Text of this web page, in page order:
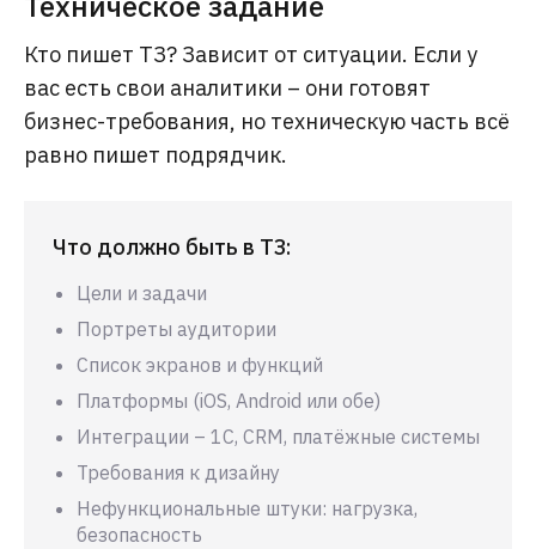
Кто пишет ТЗ? Зависит от ситуации. Если у
вас есть свои аналитики – они готовят
бизнес-требования, но техническую часть всё
равно пишет подрядчик.
Что должно быть в ТЗ:
Цели и задачи
Портреты аудитории
Список экранов и функций
Платформы (iOS, Android или обе)
Интеграции – 1С, CRM, платёжные системы
Требования к дизайну
Нефункциональные штуки: нагрузка,
безопасность